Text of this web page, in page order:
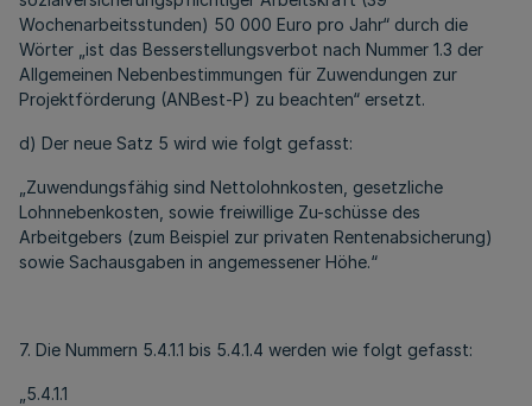
Wochenarbeitsstunden) 50 000 Euro pro Jahr“ durch die
Wörter „ist das Besserstellungsverbot nach Nummer 1.3 der
Allgemeinen Nebenbestimmungen für Zuwendungen zur
Projektförderung (ANBest-P) zu beachten“ ersetzt.
d) Der neue Satz 5 wird wie folgt gefasst:
„Zuwendungsfähig sind Nettolohnkosten, gesetzliche
Lohnnebenkosten, sowie freiwillige Zu-schüsse des
Arbeitgebers (zum Beispiel zur privaten Rentenabsicherung)
sowie Sachausgaben in angemessener Höhe.“
7. Die Nummern 5.4.1.1 bis 5.4.1.4 werden wie folgt gefasst:
„5.4.1.1